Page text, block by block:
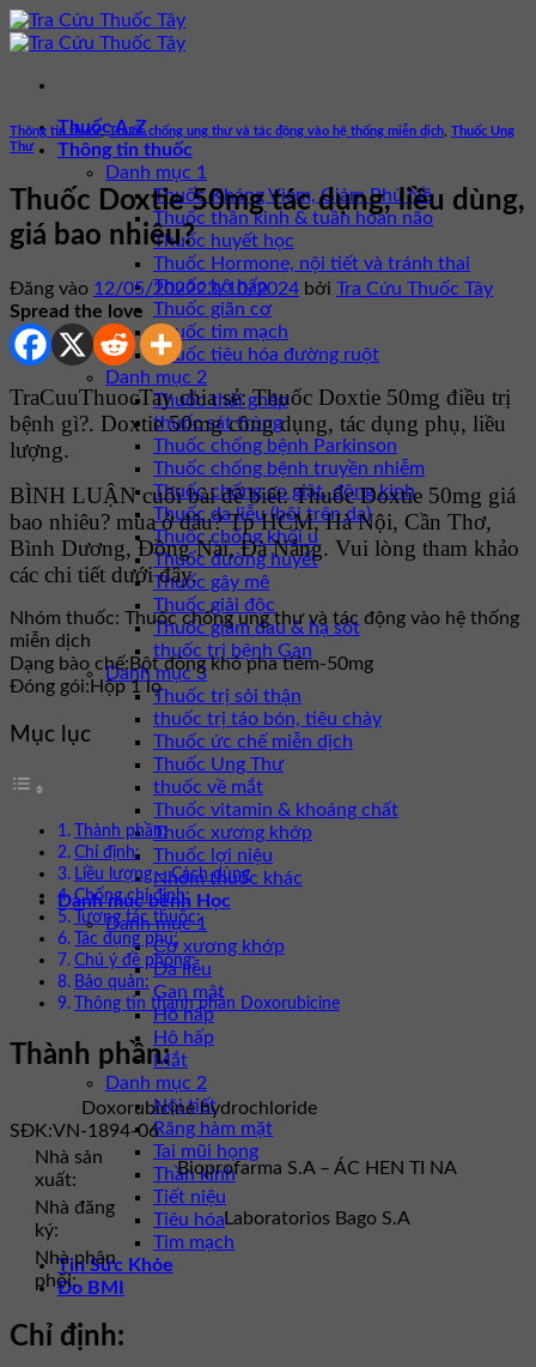
Bỏ
qua
dung
Thuốc A-Z
Thông tin thuốc
Danh mục 1
Thuốc Kháng Viêm, Giảm Phù Nề
Thuốc thần kinh & tuần hoàn não
Thuốc huyết học
Thuốc Hormone, nội tiết và tránh thai
Thuốc hô hấp
Thuốc giãn cơ
Thuốc tim mạch
Thuốc tiêu hóa đường ruột
Danh mục 2
Thuốc thải ghép
thuốc sát trùng
Thuốc chống bệnh Parkinson
Thuốc chống bệnh truyền nhiễm
Thuốc chống co giật, động kinh
Thuốc da liễu (bôi trên da)
Thuốc chống khối u
Thuốc đường huyết
Thuốc gây mê
Thuốc giải độc
Thuốc giảm đau & hạ sốt
thuốc trị bệnh Gan
Danh mục 3
Thuốc trị sỏi thận
thuốc trị táo bón, tiêu chảy
Thuốc ức chế miễn dịch
Thuốc Ung Thư
thuốc về mắt
Thuốc vitamin & khoáng chất
Thuốc xương khớp
Thuốc lợi niệu
Nhóm thuốc khác
Danh mục bệnh Học
Danh mục 1
Cơ xương khớp
Da liễu
Gan mật
Hô hấp
Hô hấp
Mắt
Danh mục 2
Nội tiết
Răng hàm mặt
Tai mũi họng
Thần kinh
Tiết niệu
Tiêu hóa
Tim mạch
Tin Sức Khỏe
Đo BMI
Thông tin thuốc,Thuốc chống ung thư và tác động vào hệ thống miễn dịch Thuốc Ung
Thư
Thuốc Doxtie 50mg tác dụng, liều dùng,
giá bao nhiêu?
Đăng vào 12/05/202223/10/2024 bởi Tra Cứu Thuốc Tây
Spread the love
TraCuuThuocTay chia sẻ: Thuốc Doxtie 50mg điều trị
bệnh gì?. Doxtie 50mg công dụng, tác dụng phụ, liều
lượng.
BÌNH LUẬN cuối bài để biết: Thuốc Doxtie 50mg giá
bao nhiêu? mua ở đâu? Tp HCM, Hà Nội, Cần Thơ,
Bình Dương, Đồng Nai, Đà Nẵng. Vui lòng tham khảo
các chi tiết dưới đây.
Nhóm thuốc: Thuốc chống ung thư và tác động vào hệ thống
miễn dịch
Dạng bào chế: Bột đông khô pha tiêm-50mg
Đóng gói: Hộp 1 lọ
Mục lục
Thành phần:
Chỉ định:
Liều lượng – Cách dùng
Chống chỉ định:
Tương tác thuốc:
Tác dụng phụ:
Chú ý đề phòng:
Bảo quản:
Thông tin thành phần Doxorubicine
Thành phần:
Doxorubicine hydrochloride
SĐK:VN-1894-06
Nhà sản
xuất:
Bioprofarma S.A – ÁC HEN TI NA
Nhà đăng
ký:
Laboratorios Bago S.A
Nhà phân
phối:
Chỉ định: